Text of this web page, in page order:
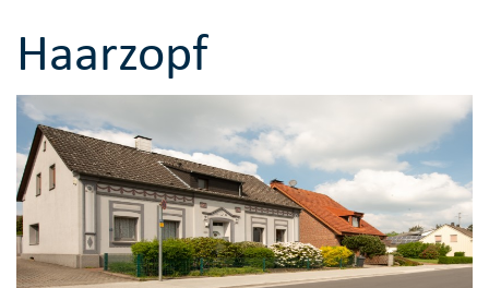
Haarzopf